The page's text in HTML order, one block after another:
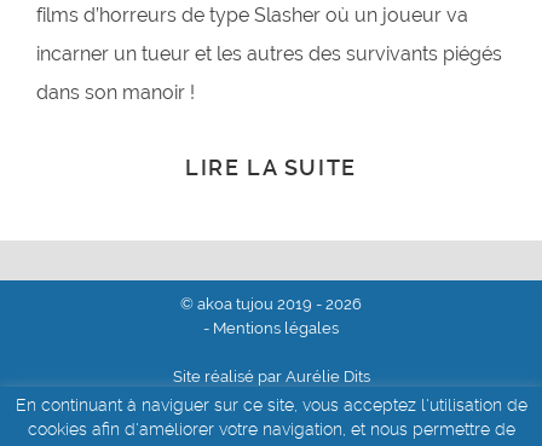
films d’horreurs de type Slasher où un joueur va
incarner un tueur et les autres des survivants piégés
dans son manoir !
LIRE LA SUITE
© akoa tujou 2019 - 2026
- Mentions légales
Site réalisé par Aurélie Dits
En continuant à naviguer sur ce site, vous acceptez l'utilisation de
cookies afin d'améliorer votre navigation, et nous permettre de